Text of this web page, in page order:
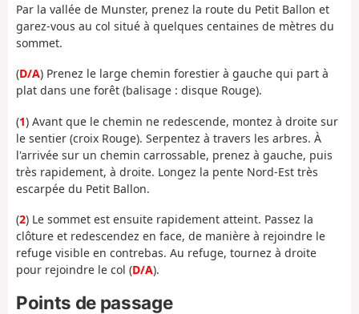
Par la vallée de Munster, prenez la route du Petit Ballon et
garez-vous au col situé à quelques centaines de mètres du
sommet.
(D/A) Prenez le large chemin forestier à gauche qui part à
plat dans une forêt (balisage : disque Rouge).
(1) Avant que le chemin ne redescende, montez à droite sur
le sentier (croix Rouge). Serpentez à travers les arbres. À
l'arrivée sur un chemin carrossable, prenez à gauche, puis
très rapidement, à droite. Longez la pente Nord-Est très
escarpée du Petit Ballon.
(2) Le sommet est ensuite rapidement atteint. Passez la
clôture et redescendez en face, de manière à rejoindre le
refuge visible en contrebas. Au refuge, tournez à droite
pour rejoindre le col (D/A).
Points de passage